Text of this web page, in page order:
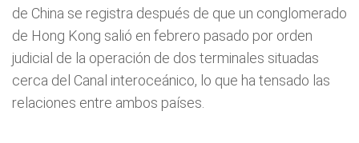
de China se registra después de que un conglomerado
de Hong Kong salió en febrero pasado por orden
judicial de la operación de dos terminales situadas
cerca del Canal interoceánico, lo que ha tensado las
relaciones entre ambos países.